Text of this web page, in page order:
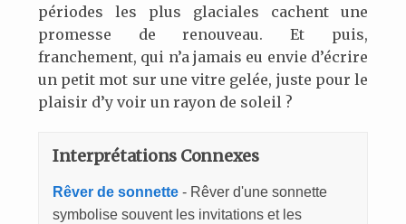
périodes les plus glaciales cachent une
promesse de renouveau. Et puis,
franchement, qui n’a jamais eu envie d’écrire
un petit mot sur une vitre gelée, juste pour le
plaisir d’y voir un rayon de soleil ?
Interprétations Connexes
Rêver de sonnette- Rêver d'une sonnette
symbolise souvent les invitations et les